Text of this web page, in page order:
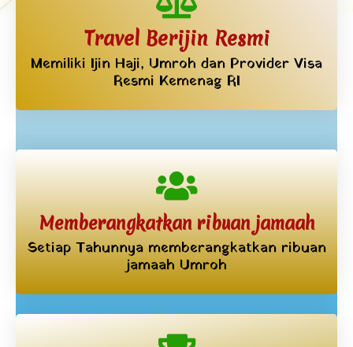
Travel Berijin Resmi
Memiliki Ijin Haji, Umroh dan Provider Visa
Resmi Kemenag RI
Memberangkatkan ribuan jamaah
Setiap Tahunnya memberangkatkan ribuan
jamaah Umroh